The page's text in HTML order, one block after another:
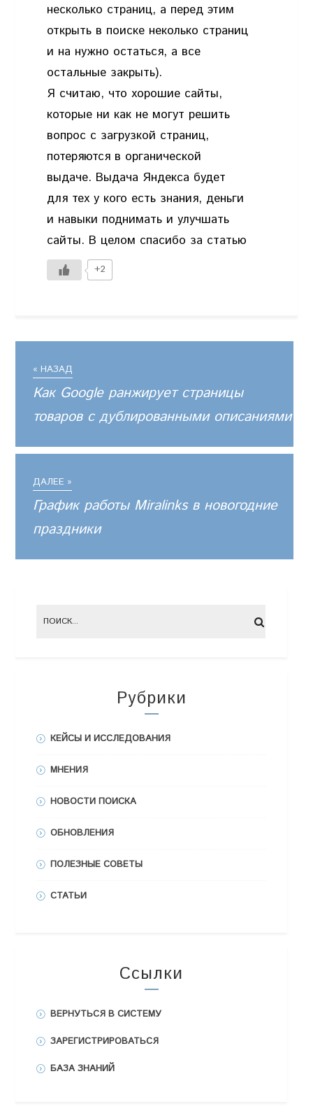
несколько страниц, а перед этим
открыть в поиске неколько страниц
и на нужно остаться, а все
остальные закрыть).
Я считаю, что хорошие сайты,
которые ни как не могут решить
вопрос с загрузкой страниц,
потеряются в органической
выдаче. Выдача Яндекса будет
для тех у кого есть знания, деньги
и навыки поднимать и улучшать
сайты. В целом спасибо за статью
+2
« НАЗАД
Как Google ранжирует страницы
товаров с дублированными описаниями
ДАЛЕЕ »
График работы Miralinks в новогодние
праздники
Рубрики
КЕЙСЫ И ИССЛЕДОВАНИЯ
МНЕНИЯ
НОВОСТИ ПОИСКА
ОБНОВЛЕНИЯ
ПОЛЕЗНЫЕ СОВЕТЫ
СТАТЬИ
Ссылки
ВЕРНУТЬСЯ В СИСТЕМУ
ЗАРЕГИСТРИРОВАТЬСЯ
БАЗА ЗНАНИЙ